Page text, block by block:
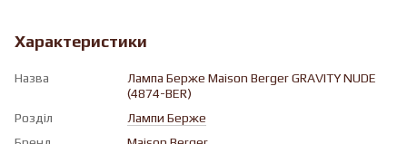
Характеристики
Назва
Лампа Берже Maison Berger GRAVITY NUDE
(4874-BER)
Розділ
Лампи Берже